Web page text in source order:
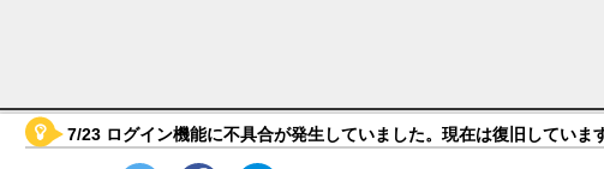
ンズレッド】キャラ紹介
7/23 ログイン機能に不具合が発生していました。現在は復旧していま